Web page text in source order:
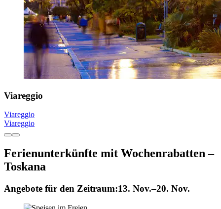
Viareggio
Viareggio
Viareggio
Ferienunterkünfte mit Wochenrabatten –
Toskana
Angebote für den Zeitraum:13. Nov.–20. Nov.